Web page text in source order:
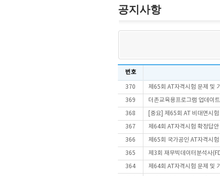
공지사항
번호
370 제65회 AT자격시험 문제 및
369 더존교육용프로그램 업데이
368 [중요] 제65회 AT 비대면시
367 제64회 AT자격시험 확정답
366 제65회 국가공인 AT자격시
365 제3회 재무빅데이터분석사
364 제64회 AT자격시험 문제 및